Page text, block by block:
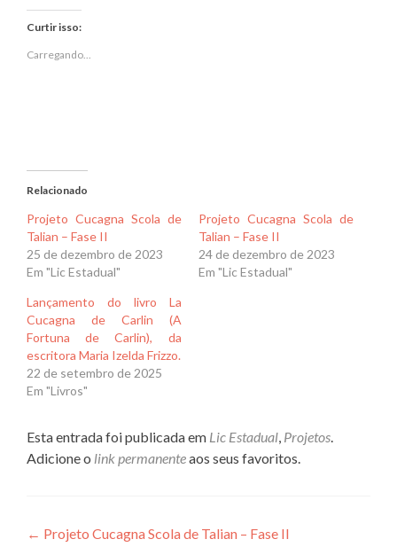
Twitter(abre
em
nova
janela)
Curtir isso:
Carregando...
Relacionado
Projeto Cucagna Scola de
Talian – Fase II
25 de dezembro de 2023
Em "Lic Estadual"
Projeto Cucagna Scola de
Talian – Fase II
24 de dezembro de 2023
Em "Lic Estadual"
Lançamento do livro La
Cucagna de Carlin (A
Fortuna de Carlin), da
escritora Maria Izelda Frizzo.
22 de setembro de 2025
Em "Livros"
Esta entrada foi publicada em Lic Estadual, Projetos.
Adicione o link permanenteaos seus favoritos.
Navegação
← Projeto Cucagna Scola de Talian – Fase II